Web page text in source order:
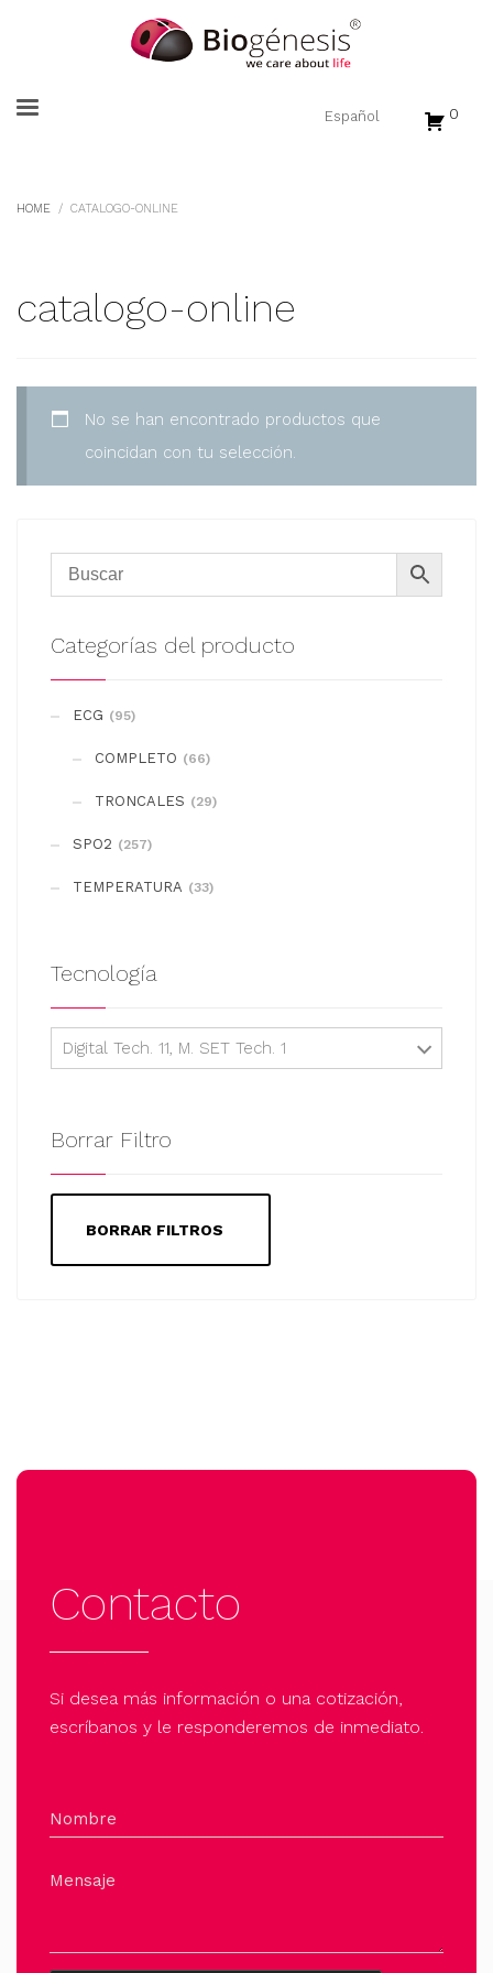
0
HOME CATALOGO-ONLINE
catalogo-online
No se han encontrado productos que
coincidan con tu selección.
Categorías del producto
ECG (95)
COMPLETO (66)
TRONCALES (29)
SPO2 (257)
TEMPERATURA (33)
Tecnología
Digital Tech. 11, M. SET Tech. 1
Borrar Filtro
BORRAR FILTROS
Contacto
Si desea más información o una cotización,
escríbanos y le responderemos de inmediato.
Nombre
Mensaje